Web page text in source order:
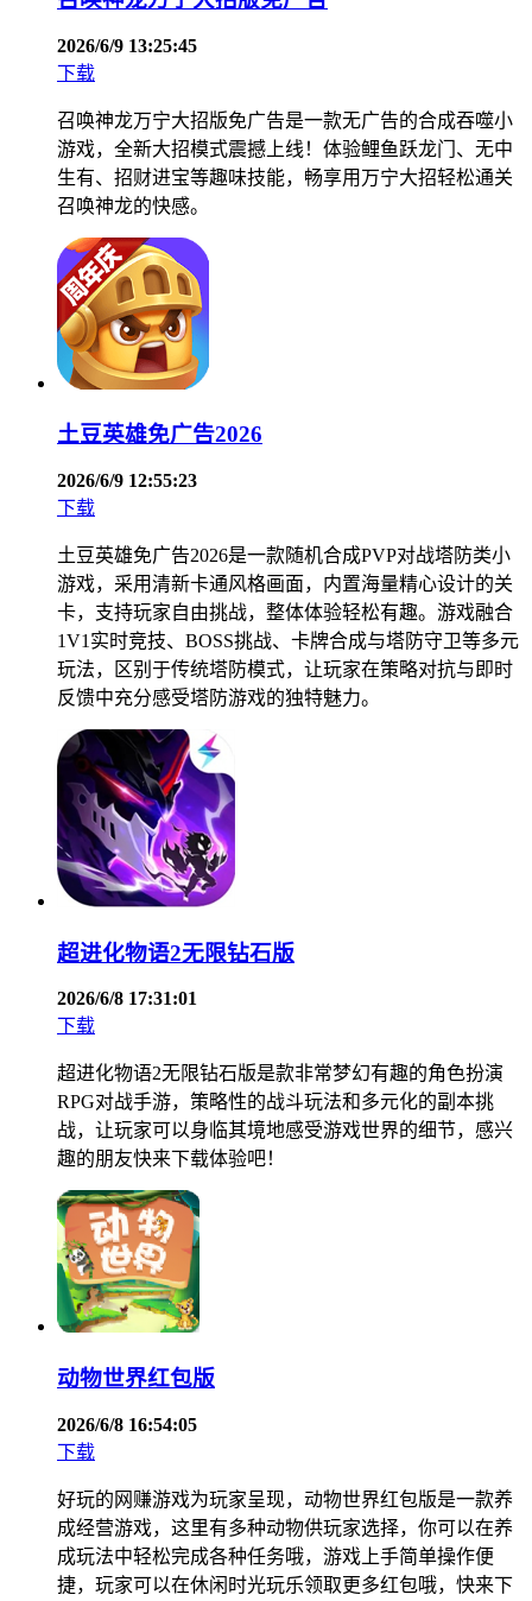
2026/6/9 13:25:45
下载
召唤神龙万宁大招版免广告是一款无广告的合成吞噬小
游戏，全新大招模式震撼上线！体验鲤鱼跃龙门、无中
生有、招财进宝等趣味技能，畅享用万宁大招轻松通关
召唤神龙的快感。
土豆英雄免广告2026
2026/6/9 12:55:23
下载
土豆英雄免广告2026是一款随机合成PVP对战塔防类小
游戏，采用清新卡通风格画面，内置海量精心设计的关
卡，支持玩家自由挑战，整体体验轻松有趣。游戏融合
1V1实时竞技、BOSS挑战、卡牌合成与塔防守卫等多元
玩法，区别于传统塔防模式，让玩家在策略对抗与即时
反馈中充分感受塔防游戏的独特魅力。
超进化物语2无限钻石版
2026/6/8 17:31:01
下载
超进化物语2无限钻石版是款非常梦幻有趣的角色扮演
RPG对战手游，策略性的战斗玩法和多元化的副本挑
战，让玩家可以身临其境地感受游戏世界的细节，感兴
趣的朋友快来下载体验吧！
动物世界红包版
2026/6/8 16:54:05
下载
好玩的网赚游戏为玩家呈现，动物世界红包版是一款养
成经营游戏，这里有多种动物供玩家选择，你可以在养
成玩法中轻松完成各种任务哦，游戏上手简单操作便
捷，玩家可以在休闲时光玩乐领取更多红包哦，快来下